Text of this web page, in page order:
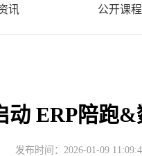
讯 公开课程
动 ERP陪跑&
发布时间：2026-01-09